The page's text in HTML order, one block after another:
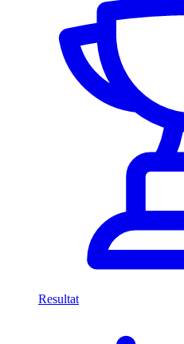
Resultat